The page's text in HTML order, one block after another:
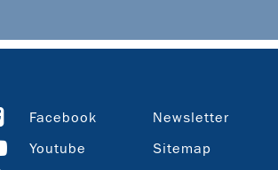
Facebook
Youtube
Newsletter
Sitemap